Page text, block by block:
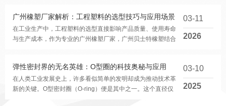
广州橡塑厂家解析：工程塑料的选型技巧与应用场景
在工业生产中，工程塑料的选型直接影响产品质量、使用寿命
与生产成本，作为专业的广州橡塑厂家，广州贝士特橡塑结合
03-11
2026
弹性密封界的无名英雄：O型圈的科技奥秘与应用
在人类工业发展史上，许多看似简单的发明却成为推动技术革
新的关键。O型密封圈（O-ring）便是其中之一。这个直径仅
03-10
2025